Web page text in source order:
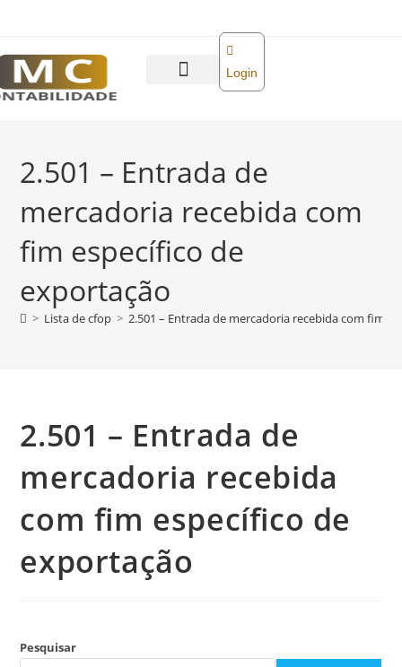
Login
2.501 – Entrada de
mercadoria recebida com
fim específico de
exportação
> Lista de cfop > 2.501 – Entrada de mercadoria recebida com fim
2.501 – Entrada de
mercadoria recebida
com fim específico de
exportação
Pesquisar